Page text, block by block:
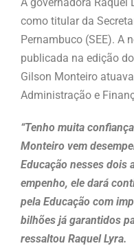
A governadora Raquel
como titular da
Pernambuco (SEE). A
publicada na edição
Gilson Monteiro
Administração e
“Tenho muita
Monteiro vem
Educação nesses dois
empenho, ele dará
pela Educação com
bilhões já garantidos
ressaltou Raquel Lyra.